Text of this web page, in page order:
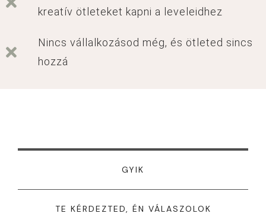
kreatív ötleteket kapni a leveleidhez
Nincs vállalkozásod még, és ötleted sincs
hozzá
GYIK
TE KÉRDEZTED, ÉN VÁLASZOLOK